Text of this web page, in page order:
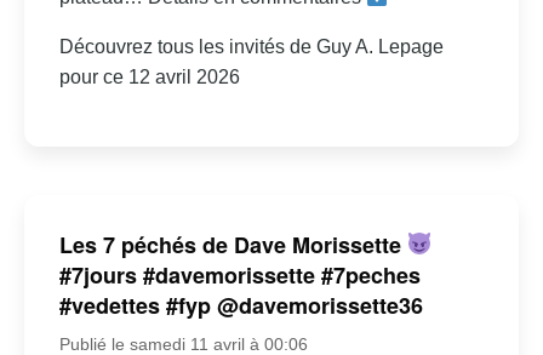
Découvrez tous les invités de Guy A. Lepage
pour ce 12 avril 2026
Les 7 péchés de Dave Morissette
#7jours #davemorissette #7peches
#vedettes #fyp @davemorissette36
Publié le samedi 11 avril à 00:06